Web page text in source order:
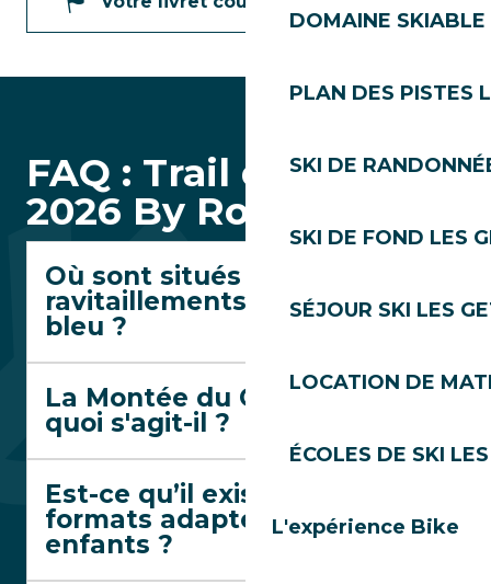
DOMAINE SKIABLE
PLAN DES PISTES
SKI DE
SKI DE FOND LES
SÉJOUR SKI LES
LOCATION DE
ÉCOLES DE SKI
L'expérience Bike
FAQ : Trail des Gets
2026 By Rossignol
Où sont situés les
ravitaillements du trail
bleu ?
La Montée du Chéry : de
quoi s'agit-il ?
Est-ce qu’il existe des
formats adaptés aux
enfants ?